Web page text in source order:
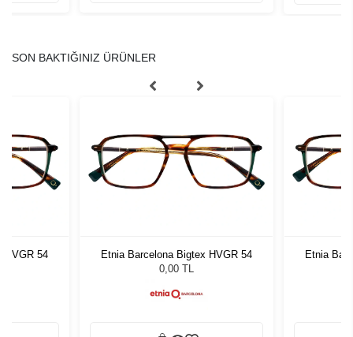
SON BAKTIĞINIZ ÜRÜNLER
HVGR 54
Etnia Barcelona Bigtex HVGR 54
0,00 TL
Etnia